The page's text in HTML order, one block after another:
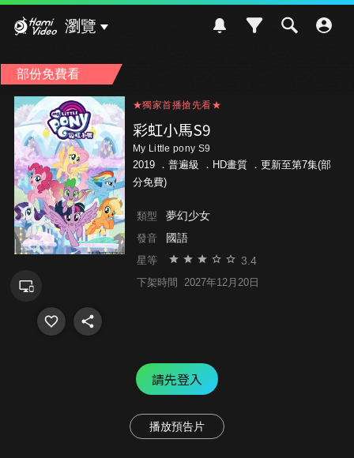
瀏覽
部份免費看
★獨家首播搶先看★
★獨家首播搶先看★
彩虹小馬S9
My Little pony S9
2019 ． 普遍級
．HD畫質 ．更新至第7集(部
分免費)
類型 夢幻少女
發音 國語
星等 3.4
下架時間 2027年12月20日
請先登入
播放預告片